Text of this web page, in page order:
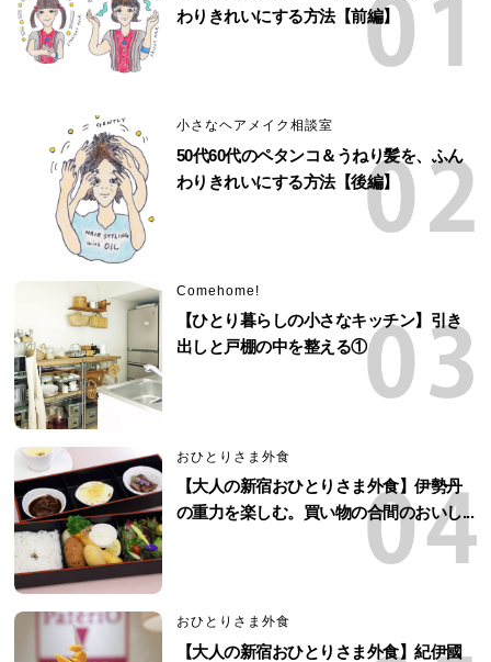
わりきれいにする方法【前編】
小さなヘアメイク相談室
50代60代のペタンコ＆うねり髪を、ふん
わりきれいにする方法【後編】
Comehome!
【ひとり暮らしの小さなキッチン】引き
出しと戸棚の中を整える①
おひとりさま外食
【大人の新宿おひとりさま外食】伊勢丹
の重力を楽しむ。買い物の合間のおいし...
おひとりさま外食
【大人の新宿おひとりさま外食】紀伊國